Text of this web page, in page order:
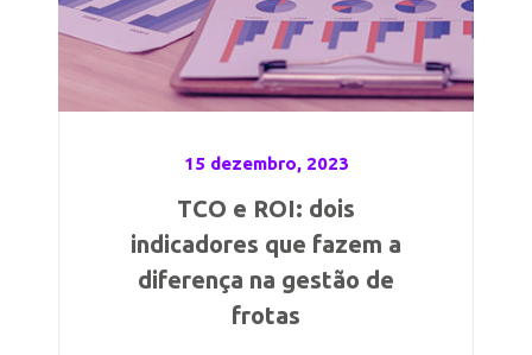
15 dezembro, 2023
TCO e ROI: dois
indicadores que fazem a
diferença na gestão de
frotas